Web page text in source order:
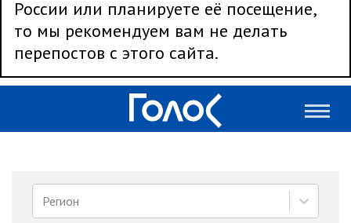
России или планируете её посещение,
то мы рекомендуем вам не делать
перепостов с этого сайта.
Регион